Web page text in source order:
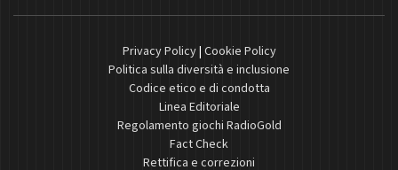
Privacy Policy| Cookie Policy
Politica sulla diversità e inclusione
Codice etico e di condotta
Linea Editoriale
Regolamento giochi RadioGold
Fact Check
Rettifica e correzioni